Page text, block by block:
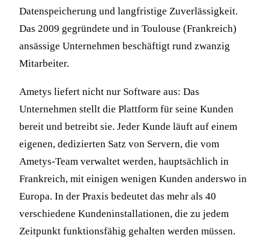
Datenspeicherung und langfristige Zuverlässigkeit.
Das 2009 gegründete und in Toulouse (Frankreich)
ansässige Unternehmen beschäftigt rund zwanzig
Mitarbeiter.
Ametys liefert nicht nur Software aus: Das
Unternehmen stellt die Plattform für seine Kunden
bereit und betreibt sie. Jeder Kunde läuft auf einem
eigenen, dedizierten Satz von Servern, die vom
Ametys-Team verwaltet werden, hauptsächlich in
Frankreich, mit einigen wenigen Kunden anderswo in
Europa. In der Praxis bedeutet das mehr als 40
verschiedene Kundeninstallationen, die zu jedem
Zeitpunkt funktionsfähig gehalten werden müssen.